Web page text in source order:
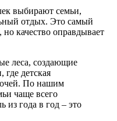
выбирают семьи,
отдых. Это самый
качество оправдывает
леса, создающие
детская
По нашим
чаще всего
из года в год – это